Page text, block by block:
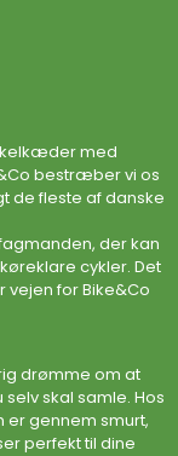
med
bestræber vi os
de fleste af danske
der kan
cykler. Det
vejen for Bike&Co
drømme om at
skal samle. Hos
er gennem smurt,
perfekt til dine